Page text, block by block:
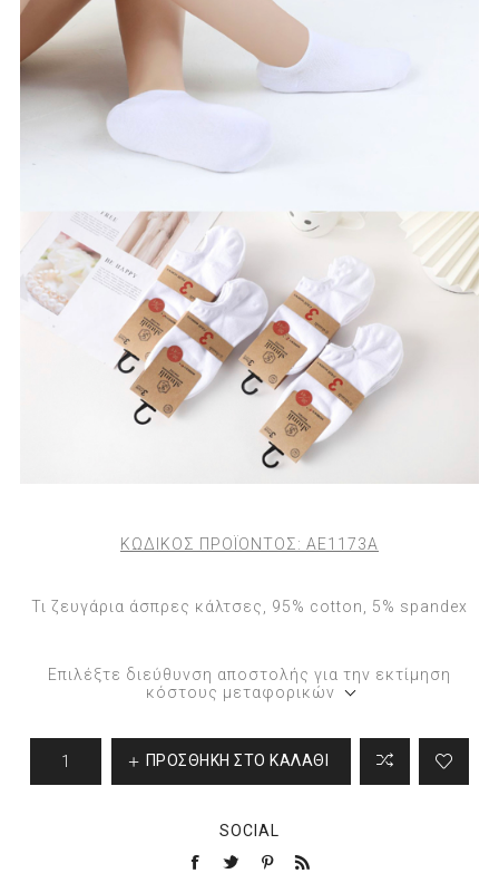
ΚΩΔΙΚΟΣ ΠΡΟΪΟΝΤΟΣ: AE1173A
Τι ζευγάρια άσπρες κάλτσες, 95% cotton, 5% spandex
Επιλέξτε διεύθυνση αποστολής για την εκτίμηση
κόστους μεταφορικών
ΠΡΟΣΘΉΚΗ ΣΤΟ ΚΑΛΆΘΙ
SOCIAL